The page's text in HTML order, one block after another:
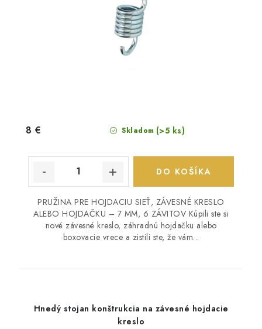
Skladom (>5 ks)
8 €
DO KOŠÍKA
PRUŽINA PRE HOJDACIU SIEŤ, ZÁVESNÉ KRESLO
ALEBO HOJDAČKU – 7 MM, 6 ZÁVITOV Kúpili ste si
nové závesné kreslo, záhradnú hojdačku alebo
boxovacie vrece a zistili ste, že vám...
Hnedý stojan konštrukcia na závesné hojdacie
kreslo